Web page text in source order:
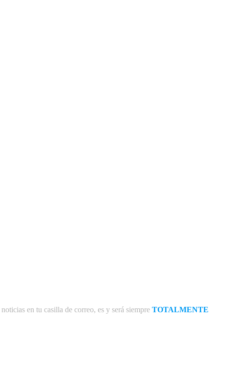
en tu casilla de correo, es y será siempre TOTALMENTE